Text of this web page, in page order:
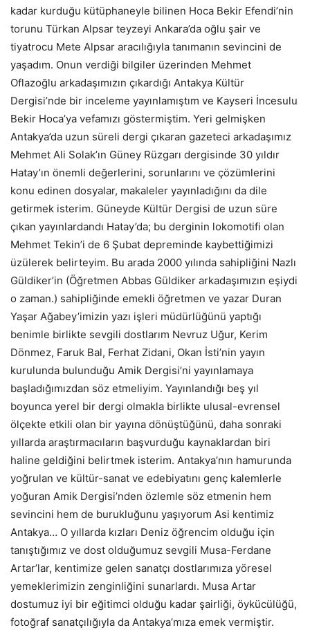
kadar kurduğu kütüphaneyle bilinen Hoca Bekir Efendi’nin
torunu Türkan Alpsar teyzeyi Ankara’da oğlu şair ve
tiyatrocu Mete Alpsar aracılığıyla tanımanın sevincini de
yaşadım. Onun verdiği bilgiler üzerinden Mehmet
Oflazoğlu arkadaşımızın çıkardığı Antakya Kültür
Dergisi’nde bir inceleme yayınlamıştım ve Kayseri İncesulu
Bekir Hoca’ya vefamızı göstermiştim. Yeri gelmişken
Antakya’da uzun süreli dergi çıkaran gazeteci arkadaşımız
Mehmet Ali Solak’ın Güney Rüzgarı dergisinde 30 yıldır
Hatay’ın önemli değerlerini, sorunlarını ve çözümlerini
konu edinen dosyalar, makaleler yayınladığını da dile
getirmek isterim. Güneyde Kültür Dergisi de uzun süre
çıkan yayınlardandı Hatay’da; bu derginin lokomotifi olan
Mehmet Tekin’i de 6 Şubat depreminde kaybettiğimizi
üzülerek belirteyim. Bu arada 2000 yılında sahipliğini Nazlı
Güldiker’in (Öğretmen Abbas Güldiker arkadaşımızın eşiydi
o zaman.) sahipliğinde emekli öğretmen ve yazar Duran
Yaşar Ağabey’imizin yazı işleri müdürlüğünü yaptığı
benimle birlikte sevgili dostlarım Nevruz Uğur, Kerim
Dönmez, Faruk Bal, Ferhat Zidani, Okan İsti’nin yayın
kurulunda bulunduğu Amik Dergisi’ni yayınlamaya
başladığımızdan söz etmeliyim. Yayınlandığı beş yıl
boyunca yerel bir dergi olmakla birlikte ulusal-evrensel
ölçekte etkili olan bir yayına dönüştüğünü, daha sonraki
yıllarda araştırmacıların başvurduğu kaynaklardan biri
haline geldiğini belirtmek isterim. Antakya’nın hamurunda
yoğrulan ve kültür-sanat ve edebiyatını genç kalemlerle
yoğuran Amik Dergisi’nden özlemle söz etmenin hem
sevincini hem de burukluğunu yaşıyorum Asi kentimiz
Antakya… O yıllarda kızları Deniz öğrencim olduğu için
tanıştığımız ve dost olduğumuz sevgili Musa-Ferdane
Artar’lar, kentimize gelen sanatçı dostlarımıza yöresel
yemeklerimizin zenginliğini sunarlardı. Musa Artar
dostumuz iyi bir eğitimci olduğu kadar şairliği, öykücülüğü,
fotoğraf sanatçılığıyla da Antakya’mıza emek vermiştir.